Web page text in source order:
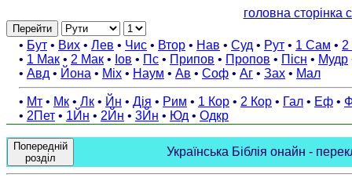
головна сторінка
Перейти
• Бут • Вих • Лев • Чис • Втор • Нав • Суд • Рут • 1 Сам •
• 1 Мак • 2 Мак • Іов • Пс • Припов • Пропов • Пісн • Мудр
• Авд • Йона • Міх • Наум • Ав • Соф • Аг • Зах • Мал
• Мт • Мк • Лк • Йн • Дія • Рим • 1 Кор • 2 Кор • Гал • Еф •
• 2Пет • 1Йн • 2Йн • 3Йн • Юд • Одкр
Попередній
розділ
Українська Біблія онайн -